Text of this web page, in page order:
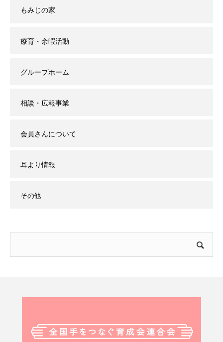
もみじの家
療育・余暇活動
グループホーム
相談・広報事業
会員さんについて
耳より情報
その他